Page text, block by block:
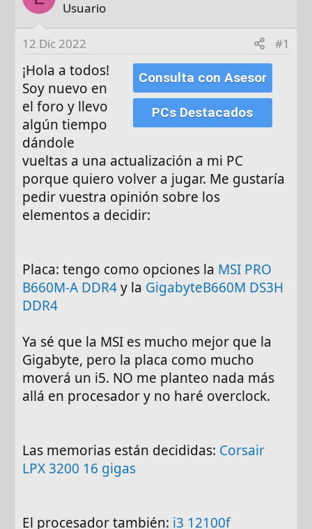
n
Usuario
12 Dic 2022 #1
Consulta con Asesor
PCs Destacados
¡Hola a todos!
Soy nuevo en
el foro y llevo
algún tiempo
dándole
vueltas a una actualización a mi PC
porque quiero volver a jugar. Me gustaría
pedir vuestra opinión sobre los
elementos a decidir:
Placa: tengo como opciones la MSI PRO
B660M-A DDR4y la GigabyteB660M DS3H
DDR4
Ya sé que la MSI es mucho mejor que la
Gigabyte, pero la placa como mucho
moverá un i5. NO me planteo nada más
allá en procesador y no haré overclock.
Las memorias están decididas: Corsair
LPX 3200 16 gigas
El procesador también: i3 12100f